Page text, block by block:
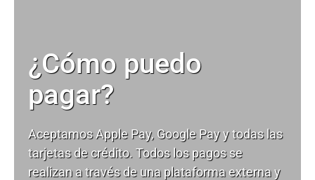
¿Cómo puedo
pagar?
Aceptamos Apple Pay, Google Pay y todas las
tarjetas de crédito. Todos los pagos se
realizan a través de una plataforma externa y